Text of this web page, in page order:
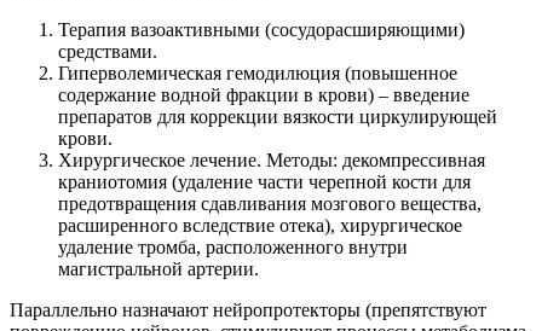
Терапия вазоактивными (сосудорасширяющими)
средствами.
Гиперволемическая гемодилюция (повышенное
содержание водной фракции в крови) – введение
препаратов для коррекции вязкости циркулирующей
крови.
Хирургическое лечение. Методы: декомпрессивная
краниотомия (удаление части черепной кости для
предотвращения сдавливания мозгового вещества,
расширенного вследствие отека), хирургическое
удаление тромба, расположенного внутри
магистральной артерии.
Параллельно назначают нейропротекторы (препятствуют